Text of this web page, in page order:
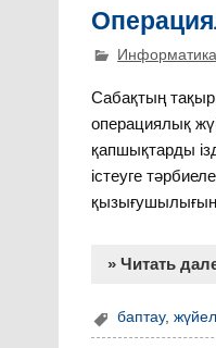
Сабақтың
операциялық
қапшықтарды
істеуге
қызығушылығын
» Читать
баптау,